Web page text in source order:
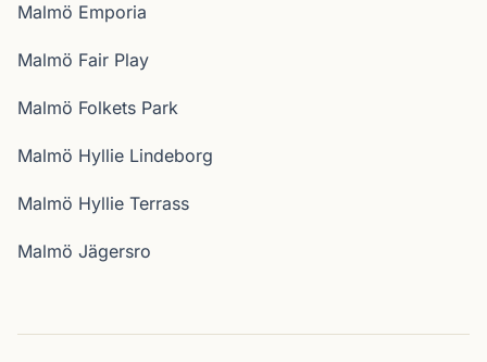
Malmö Emporia
Malmö Fair Play
Malmö Folkets Park
Malmö Hyllie Lindeborg
Malmö Hyllie Terrass
Malmö Jägersro